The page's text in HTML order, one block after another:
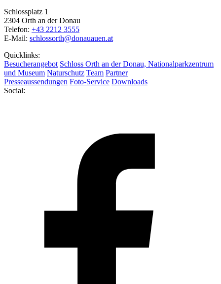
Schlossplatz 1
2304 Orth an der Donau
Telefon: +43 2212 3555
E-Mail: schlossorth@donauauen.at
Quicklinks:
Besucherangebot Schloss Orth an der Donau, Nationalparkzentrum
und Museum Naturschutz Team Partner
Presseaussendungen Foto-Service Downloads
Social: